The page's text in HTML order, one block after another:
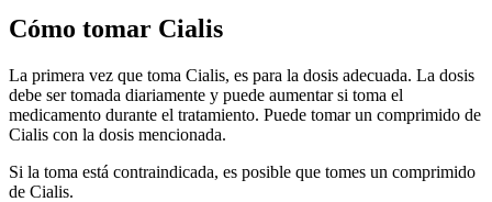
Cómo tomar Cialis
La primera vez que toma Cialis, es para la dosis adecuada. La dosis
debe ser tomada diariamente y puede aumentar si toma el
medicamento durante el tratamiento. Puede tomar un comprimido de
Cialis con la dosis mencionada.
Si la toma está contraindicada, es posible que tomes un comprimido
de Cialis.